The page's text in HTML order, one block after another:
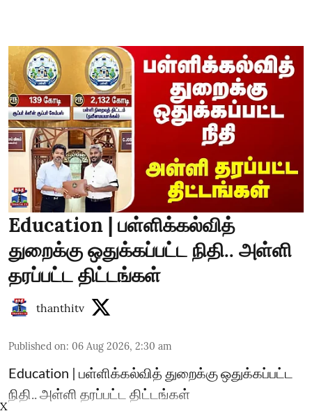
Education | பள்ளிக்கல்வித்
துறைக்கு ஒதுக்கப்பட்ட நிதி.. அள்ளி
தரப்பட்ட திட்டங்கள்
thanthitv
Published on: 06 Aug 2026, 2:30 am
Education | பள்ளிக்கல்வித் துறைக்கு ஒதுக்கப்பட்ட
நிதி.. அள்ளி தரப்பட்ட திட்டங்கள்
X